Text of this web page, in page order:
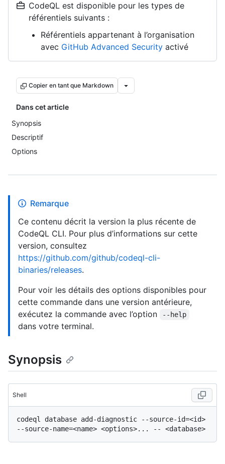
CodeQL est disponible pour les types de
référentiels suivants :
Référentiels appartenant à l’organisation
avec GitHub Advanced Security activé
Copier en tant que Markdown
Dans cet article
Synopsis
Descriptif
Options
Remarque
Ce contenu décrit la version la plus récente de
CodeQL CLI. Pour plus d’informations sur cette
version, consultez
https://github.com/github/codeql-cli-
binaries/releases.
Pour voir les détails des options disponibles pour
cette commande dans une version antérieure,
exécutez la commande avec l’option
--help
dans votre terminal.
Synopsis
Shell
codeql database add-diagnostic --source-id=<id>